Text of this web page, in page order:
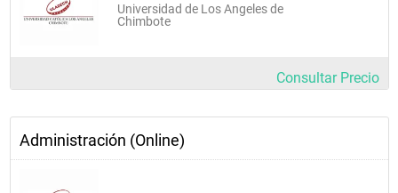
Universidad de Los Angeles de
Chimbote
Consultar Precio
Administración (Online)